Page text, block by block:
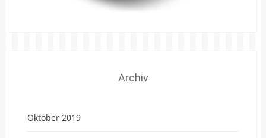
Archiv
Oktober 2019